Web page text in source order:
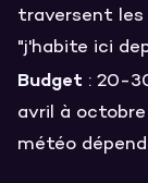
traversent les
"j'habite ici
Budget : 20-
avril à
météo